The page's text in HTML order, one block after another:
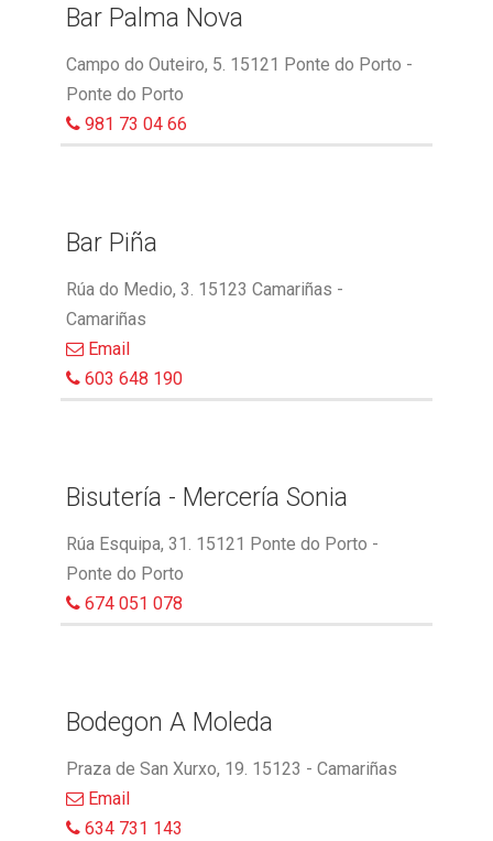
Bar Palma Nova
Campo do Outeiro, 5. 15121 Ponte do Porto -
Ponte do Porto
981 73 04 66
Bar Piña
Rúa do Medio, 3. 15123 Camariñas -
Camariñas
Email
603 648 190
Bisutería - Mercería Sonia
Rúa Esquipa, 31. 15121 Ponte do Porto -
Ponte do Porto
674 051 078
Bodegon A Moleda
Praza de San Xurxo, 19. 15123 - Camariñas
Email
634 731 143